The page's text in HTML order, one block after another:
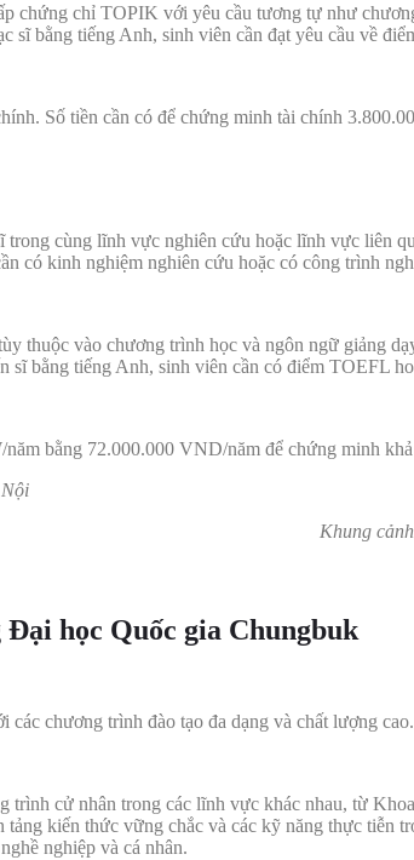
chứng chỉ TOPIK với yêu cầu tương tự như
sĩ bằng tiếng Anh, sinh viên cần đạt yêu cầu về
Số tiền cần có để chứng minh tài chính
trong cùng lĩnh vực nghiên cứu hoặc lĩnh vực liên
có kinh nghiệm nghiên cứu hoặc có công trình
thuộc vào chương trình học và ngôn ngữ giảng
sĩ bằng tiếng Anh, sinh viên cần có điểm TOEFL
bằng 72.000.000 VND/năm để chứng minh
Khung
học Quốc gia Chungbuk
chương trình đào tạo đa dạng và chất lượng cao.
trình cử nhân trong các lĩnh vực khác nhau, từ
tảng kiến thức vững chắc và các kỹ năng thực
nghiệp và cá nhân.